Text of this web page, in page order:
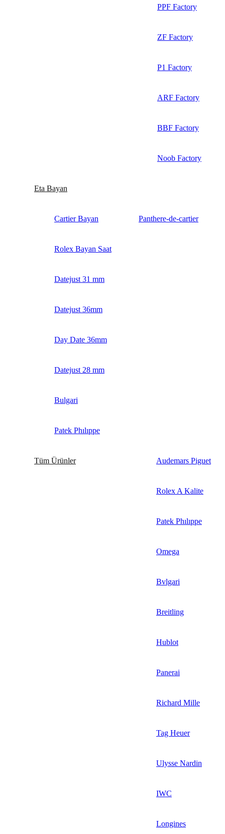
PPF Factory
ZF Factory
P1 Factory
ARF Factory
BBF Factory
Noob Factory
Eta Bayan
Cartier Bayan Panthere-de-cartier
Rolex Bayan Saat
Datejust 31 mm
Datejust 36mm
Day Date 36mm
Datejust 28 mm
Bulgari
Patek Phılıppe
Tüm Ürünler Audemars Piguet
Rolex A Kalite
Patek Phılıppe
Omega
Bvlgari
Breitling
Hublot
Panerai
Richard Mille
Tag Heuer
Ulysse Nardin
IWC
Longines